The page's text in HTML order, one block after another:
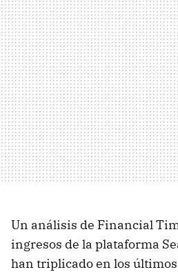
Un análisis de Financial
ingresos de la plataforma
han triplicado en los últimos